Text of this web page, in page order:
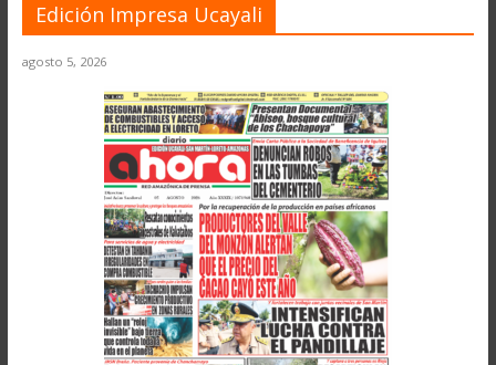
Edición Impresa Ucayali
agosto 5, 2026